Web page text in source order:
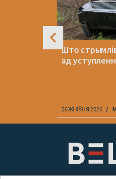
Што
ад
06 ЖНІЎНЯ 2026